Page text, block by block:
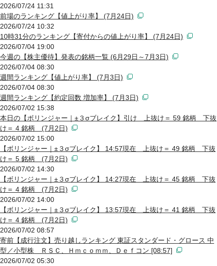
2026/07/24 11:31
前場のランキング【値上がり率】 (7月24日)
2026/07/24 10:32
10時31分のランキング【寄付からの値上がり率】 (7月24日)
2026/07/04 19:00
今週の【株主優待】発表の銘柄一覧 (6月29日～7月3日)
2026/07/04 08:30
週間ランキング【値上がり率】 (7月3日)
2026/07/04 08:30
週間ランキング【約定回数 増加率】 (7月3日)
2026/07/02 15:38
本日の【ボリンジャー｜±３σブレイク】引け 上抜け＝ 59 銘柄 下抜
け＝ 4 銘柄 (7月2日)
2026/07/02 15:00
【ボリンジャー｜±３σブレイク】 14:57現在 上抜け＝ 49 銘柄 下抜
け＝ 5 銘柄 (7月2日)
2026/07/02 14:30
【ボリンジャー｜±３σブレイク】 14:27現在 上抜け＝ 45 銘柄 下抜
け＝ 4 銘柄 (7月2日)
2026/07/02 14:00
【ボリンジャー｜±３σブレイク】 13:57現在 上抜け＝ 41 銘柄 下抜
け＝ 4 銘柄 (7月2日)
2026/07/02 08:57
寄前【成行注文】売り越しランキング 東証スタンダード・グロース 中
型／小型株 ＲＳＣ、Ｈｍｃｏｍｍ、Ｄｅｆコン [08:57]
2026/07/02 05:30